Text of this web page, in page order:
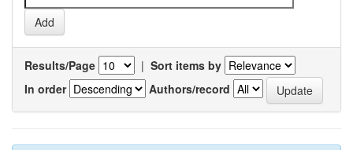
Results/Page | Sort items by
In order
Authors/record